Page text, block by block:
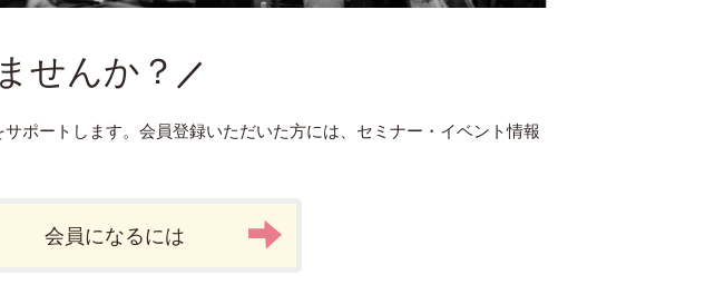
せんか？
ポートします。会員登録いただいた方には、セミナー・イベント情報
会員になるには